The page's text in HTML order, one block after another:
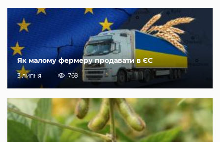
Як малому фермеру продавати в ЄС
3 липня 769